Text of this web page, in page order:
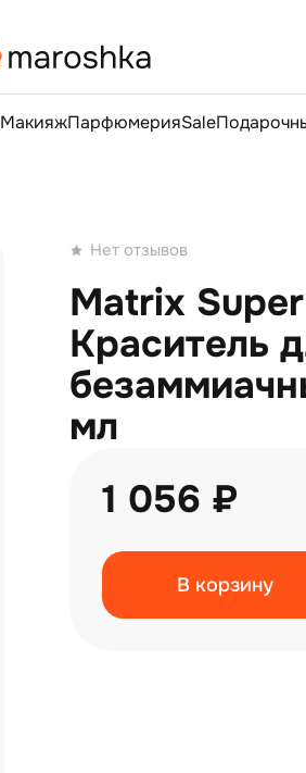
МакияжПарфюмерияSale
Нет отзывов
Matrix
Краситель
мл
1 056 ₽
В корзину